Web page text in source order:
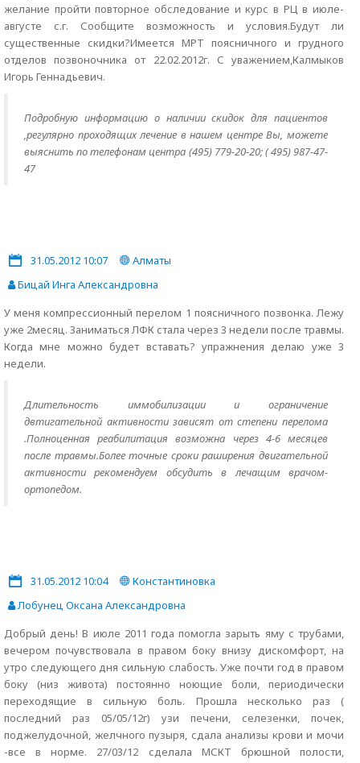
желание пройти повторное обследование и курс в РЦ в июле-
августе с.г. Сообщите возможность и условия.Будут ли
существенные скидки?Имеется МРТ поясничного и грудного
отделов позвоночника от 22.02.2012г. С уважением,Калмыков
Игорь Геннадьевич.
Подробную информацию о наличии скидок для пациентов
,регулярно проходящих лечение в нашем центре Вы, можете
выяснить по телефонам центра (495) 779-20-20; ( 495) 987-47-
47
31.05.2012 10:07
Алматы
Бицай Инга Александровна
У меня компрессионный перелом 1 поясничного позвонка. Лежу
уже 2месяц. Заниматься ЛФК стала через 3 недели после травмы.
Когда мне можно будет вставать? упражнения делаю уже 3
недели.
Длительность иммобилизации и ограничение
двтигательной активности зависят от степени перелома
.Полноценная реабилитация возможна через 4-6 месяцев
после травмы.Более точные сроки раширения двигательной
активности рекомендуем обсудить в лечащим врачом-
ортопедом.
31.05.2012 10:04
Константиновка
Лобунец Оксана Александровна
Добрый день! В июле 2011 года помогла зарыть яму с трубами,
вечером почувствовала в правом боку внизу дискомфорт, на
утро следующего дня сильную слабость. Уже почти год в правом
боку (низ живота) постоянно ноющие боли, периодически
переходящие в сильную боль. Прошла несколько раз (
последний раз 05/05/12г) узи печени, селезенки, почек,
поджелудочной, желчного пузыря, сдала анализы крови и мочи
-все в норме. 27/03/12 сделала МСКТ брюшной полости,